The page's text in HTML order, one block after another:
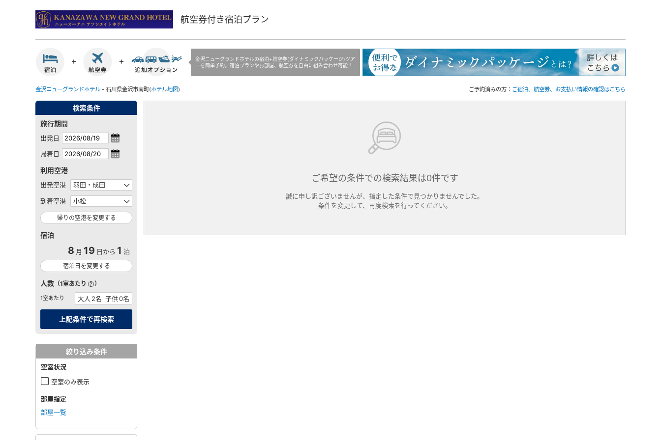
航空券付き宿泊プラン
金沢ニューグランドホテルの宿泊+航空券(ダイナミックパッケージ)ツア
ーを簡単予約。宿泊プランやお部屋、航空券を自由に組み合わせ可能！
金沢ニューグランドホテル - 石川県金沢市南町(ホテル地図) ご予約済みの方： ご宿泊、航空券、お支払い情報の確認はこちら
検索条件
旅行期間
出発日
帰着日
利用空港
出発空港
到着空港
帰りの空港を変更する
宿泊
8 月 19 日から 1 泊
宿泊日を変更する
人数 （1室あたり ）
1室あたり
絞り込み条件
空室状況
空室のみ表示
部屋指定
部屋一覧
ご希望の条件での検索結果は0件です
誠に申し訳ございませんが、指定した条件で見つかりませんでした。
条件を変更して、再度検索を行ってください。